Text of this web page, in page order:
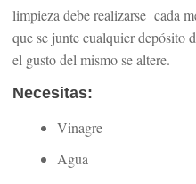
limpieza debe realizarse cada
que se junte cualquier depósito
el gusto del mismo se altere.
Necesitas:
Vinagre
Agua